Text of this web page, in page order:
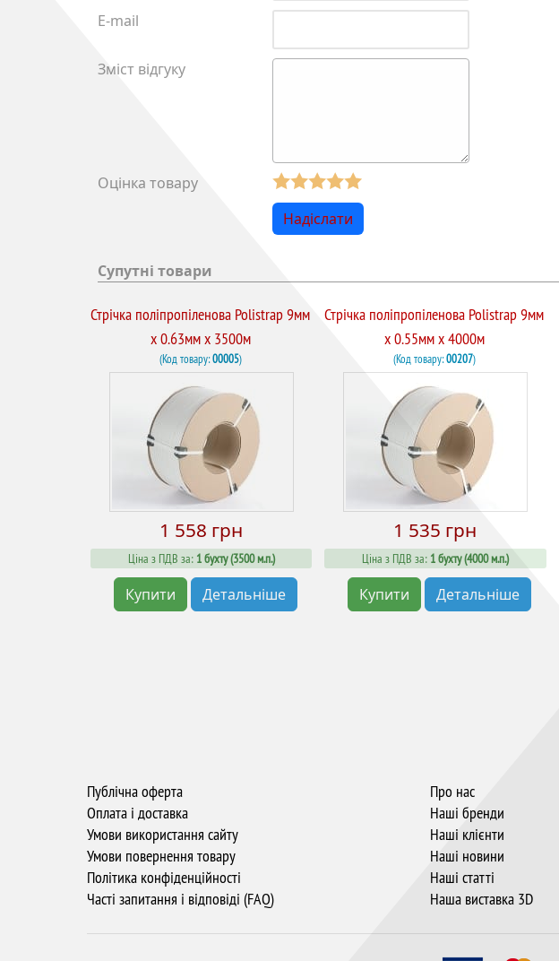
E-mail
Зміст відгуку
Оцінка товару
Супутні товари
Стрічка поліпропіленова Polistrap 9мм
х 0.63мм х 3500м
(Код товару:00005)
1 558 грн
Ціна з ПДВ за: 1 бухту (3500 м.п.)
Купити Детальніше
Стрічка поліпропіленова Polistrap 9мм
х 0.55мм х 4000м
(Код товару:00207)
1 535 грн
Ціна з ПДВ за: 1 бухту (4000 м.п.)
Купити Детальніше
Публічна оферта
Оплата і доставка
Умови використання сайту
Умови повернення товару
Політика конфіденційності
Часті запитання і відповіді (FAQ)
Про нас
Наші бренди
Наші клієнти
Наші новини
Наші статті
Наша виставка 3D